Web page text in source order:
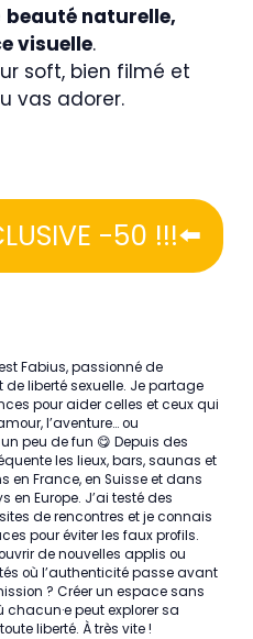
beauté naturelle,
visuelle.
soft, bien filmé et
vas adorer.
-50 !!!⬅️
Fabius, passionné de
de liberté sexuelle. Je partage
pour aider celles et ceux qui
l’aventure… ou
peu de fun 😋 Depuis des
les lieux, bars, saunas et
en France, en Suisse et dans
en Europe. J’ai testé des
de rencontres et je connais
pour éviter les faux profils.
de nouvelles applis ou
où l’authenticité passe avant
? Créer un espace sans
chacun·e peut explorer sa
liberté. À très vite !